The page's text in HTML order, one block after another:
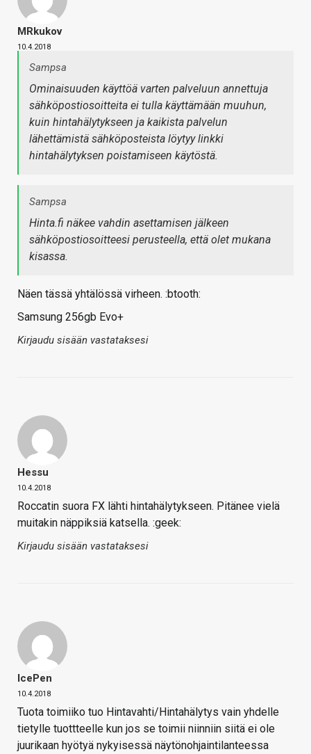
MRkukov
10.4.2018
Sampsa
Ominaisuuden käyttöä varten palveluun annettuja
sähköpostiosoitteita ei tulla käyttämään muuhun,
kuin hintahälytykseen ja kaikista palvelun
lähettämistä sähköposteista löytyy linkki
hintahälytyksen poistamiseen käytöstä.
Sampsa
Hinta.fi näkee vahdin asettamisen jälkeen
sähköpostiosoitteesi perusteella, että olet mukana
kisassa.
Näen tässä yhtälössä virheen. :btooth:
Samsung 256gb Evo+
Kirjaudu sisään vastataksesi
Hessu
10.4.2018
Roccatin suora FX lähti hintahälytykseen. Pitänee vielä
muitakin näppiksiä katsella. :geek:
Kirjaudu sisään vastataksesi
IcePen
10.4.2018
Tuota toimiiko tuo Hintavahti/Hintahälytys vain yhdelle
tietylle tuottteelle kun jos se toimii niinniin siitä ei ole
juurikaan hyötyä nykyisessä näytönohjaintilanteessa